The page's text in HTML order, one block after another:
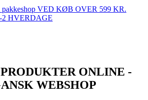
VED KØB OVER 599 KR.
HVERDAGE
ONLINE -
WEBSHOP